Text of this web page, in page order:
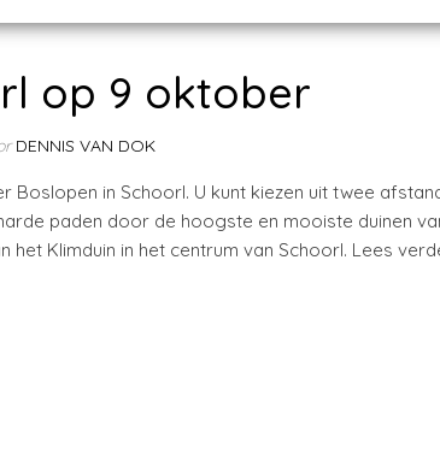
op 9 oktober
DENNIS VAN DOK
in Schoorl. U kunt kiezen uit twee
paden door de hoogste en mooiste duinen
het Klimduin in het centrum van Schoorl. Lees